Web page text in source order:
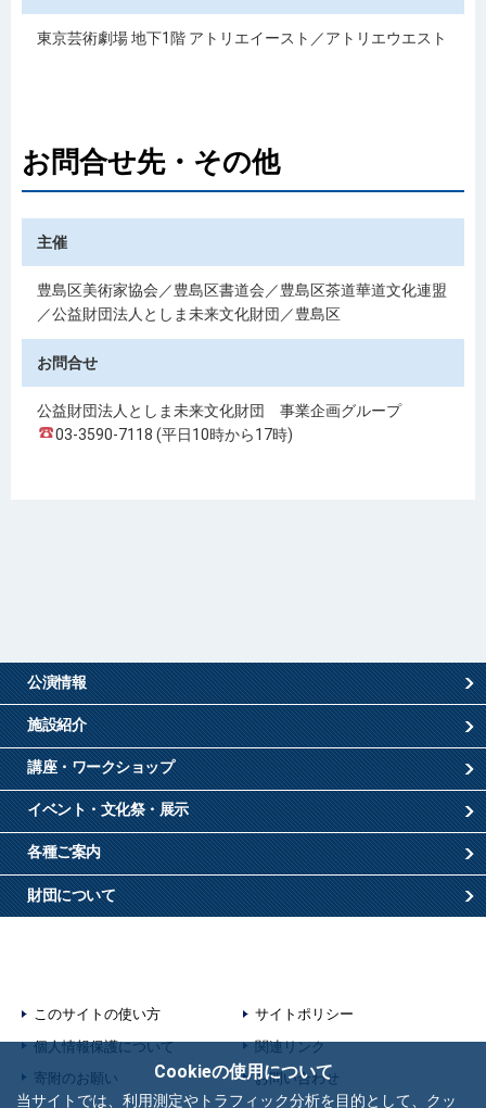
Cookieの使用について
当サイトでは、利用測定やトラフィック分析を目的として、クッ
東京芸術劇場 地下1階 アトリエイースト／アトリエウエスト
お問合せ先・その他
主催
豊島区美術家協会／豊島区書道会／豊島区茶道華道文化連盟
／公益財団法人としま未来文化財団／豊島区
お問合せ
公益財団法人としま未来文化財団 事業企画グループ
03-3590-7118 (平日10時から17時)
公演情報
施設紹介
講座・ワークショップ
イベント・文化祭・展示
各種ご案内
財団について
このサイトの使い方
サイトポリシー
個人情報保護について
関連リンク
寄附のお願い
お問い合わせ